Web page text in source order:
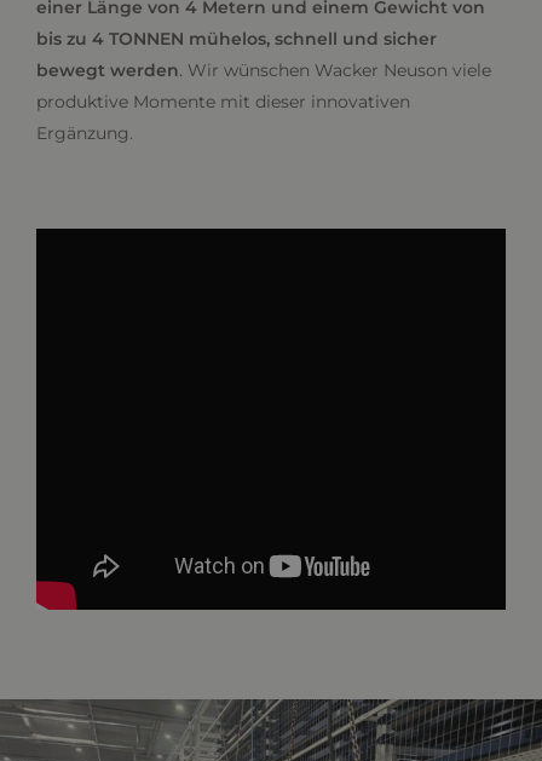
einer Länge von 4 Metern und einem Gewicht von
bis zu 4 TONNEN mühelos, schnell und sicher
bewegt werden. Wir wünschen Wacker Neuson viele
produktive Momente mit dieser innovativen
Ergänzung.